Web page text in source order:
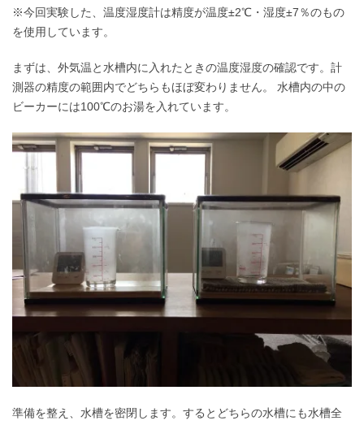
※今回実験した、温度湿度計は精度が温度±2℃・湿度±7％のもの
を使用しています。
まずは、外気温と水槽内に入れたときの温度湿度の確認です。計
測器の精度の範囲内でどちらもほぼ変わりません。 水槽内の中の
ビーカーには100℃のお湯を入れています。
準備を整え、水槽を密閉します。するとどちらの水槽にも水槽全